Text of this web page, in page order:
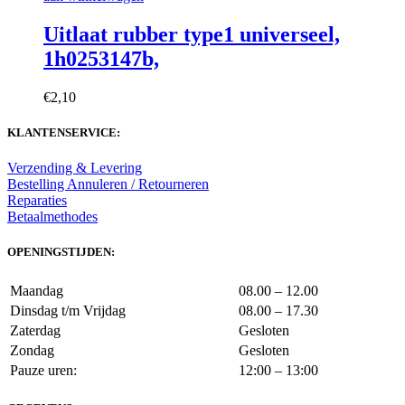
Uitlaat rubber type1 universeel,
1h0253147b,
€2,10
KLANTENSERVICE:
Verzending & Levering
Bestelling Annuleren / Retourneren
Reparaties
Betaalmethodes
OPENINGSTIJDEN:
Maandag
08.00 – 12.00
Dinsdag t/m Vrijdag
08.00 – 17.30
Zaterdag
Gesloten
Zondag
Gesloten
Pauze uren:
12:00 – 13:00